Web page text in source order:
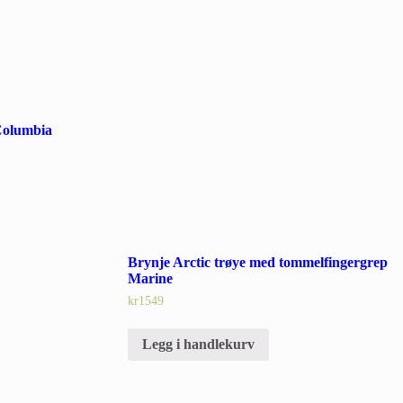
Brynje Arctic trøye med tommelfingergrep
Marine
kr1549
Legg i handlekurv